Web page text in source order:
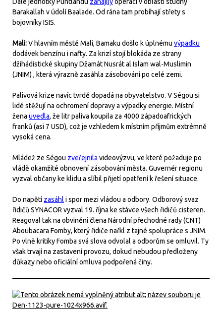
Barakallah v údolí Baalade. Od rána tam probíhají střety s
bojovníky ISIS.
Mali:V hlavním městě Mali, Bamaku došlo k úplnému výpadku
dodávek benzínu i nafty. Za krizí stojí blokáda ze strany
džihádistické skupiny Džamát Nusrát al Islam wal-Muslimin
(JNIM) , která výrazně zasáhla zásobování po celé zemi.
Palivová krize navíc tvrdě dopadá na obyvatelstvo. V Ségou si
lidé stěžují na ochromení dopravy a výpadky energie. Místní
žena uvedla, že litr paliva koupila za 4000 západoafrických
franků (asi 7 USD), což je vzhledem k místním příjmům extrémně
vysoká cena.
Mládež ze Ségou zveřejnila videovýzvu, ve které požaduje po
vládě okamžité obnovení zásobování města. Guvernér regionu
vyzval občany ke klidu a slíbil přijetí opatření k řešení situace.
Do napětí zasáhl i spor mezi vládou a odbory. Odborový svaz
řidičů SYNACOR vyzval 19. října ke stávce všech řidičů cisteren.
Reagoval tak na obvinění člena Národní přechodné rady (CNT)
Aboubacara Fomby, který řidiče nařkl z tajné spolupráce s JNIM.
Po vlně kritiky Fomba svá slova odvolal a odborům se omluvil. Ty
však trvají na zastavení provozu, dokud nebudou předloženy
důkazy nebo oficiální omluva podpořená činy.